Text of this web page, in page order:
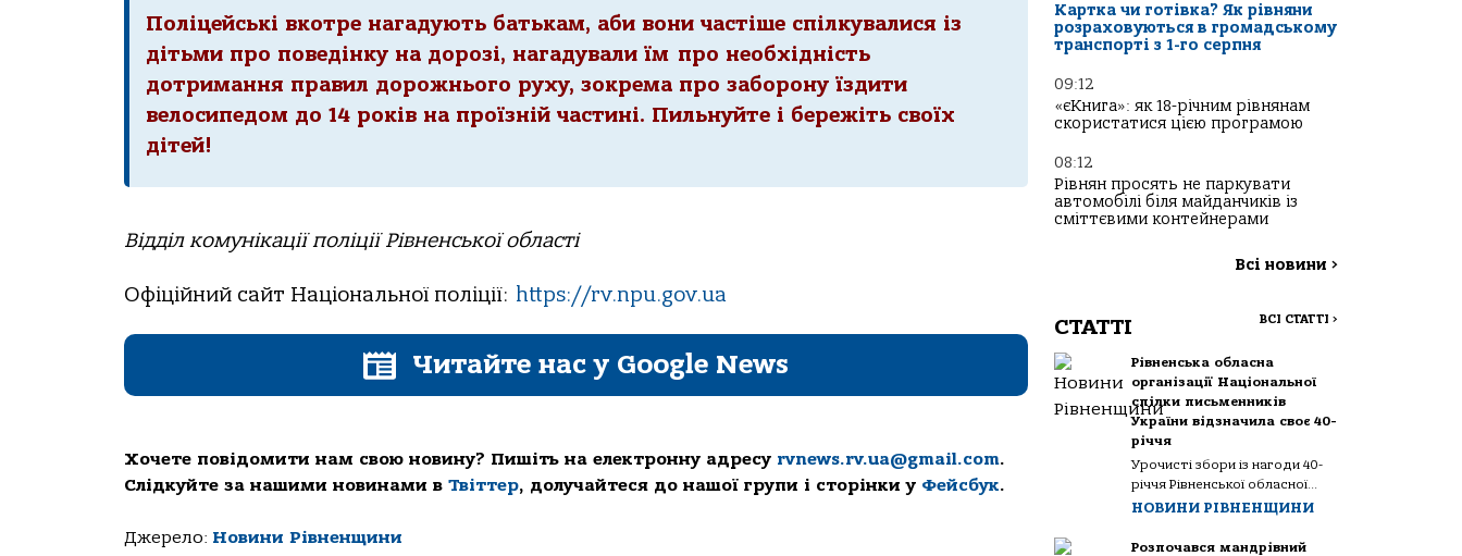
Поліцейські вкотре нагадують батькам, аби вони частіше спілкувалися із
дітьми про поведінку на дорозі, нагадували їм про необхідність
дотримання правил дорожнього руху, зокрема про заборону їздити
велосипедом до 14 років на проїзній частині. Пильнуйте і бережіть своїх
дітей!
Відділ комунікації поліції Рівненської області
Офіційний сайт Національної поліції: https://rv.npu.gov.ua
Читайте нас у Google News
Хочете повідомити нам свою новину? Пишіть на електронну адресу rvnews.rv.ua@gmail.com.
Слідкуйте за нашими новинами в Твіттер, долучайтеся до нашої групи і сторінки у Фейсбук.
Джерело: Новини Рівненщини
Картка чи готівка? Як рівняни
розраховуються в громадському
транспорті з 1-го серпня
09:12
«єКнига»: як 18-річним рівнянам
скористатися цією програмою
08:12
Рівнян просять не паркувати
автомобілі біля майданчиків із
сміттєвими контейнерами
Всі новини >
СТАТТІ ВСІ СТАТТІ >
Рівненська обласна
організації Національної
спілки письменників
України відзначила своє 40-
річчя
Урочисті збори із нагоди 40-
річчя Рівненської обласної...
НОВИНИ РІВНЕНЩИНИ
Розпочався мандрівний